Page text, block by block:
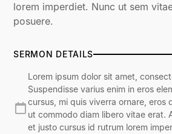
lorem imperdiet. Nunc ut sem
posuere.
SERMON DETAILS
Lorem ipsum dolor sit amet,
Suspendisse varius enim in eros
cursus, mi quis viverra ornare, eros
ut commodo diam libero vitae erat.
et justo cursus id rutrum lorem